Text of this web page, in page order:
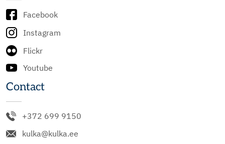
Facebook
Instagram
Flickr
Youtube
Contact
+372 699 9150
kulka@kulka.ee